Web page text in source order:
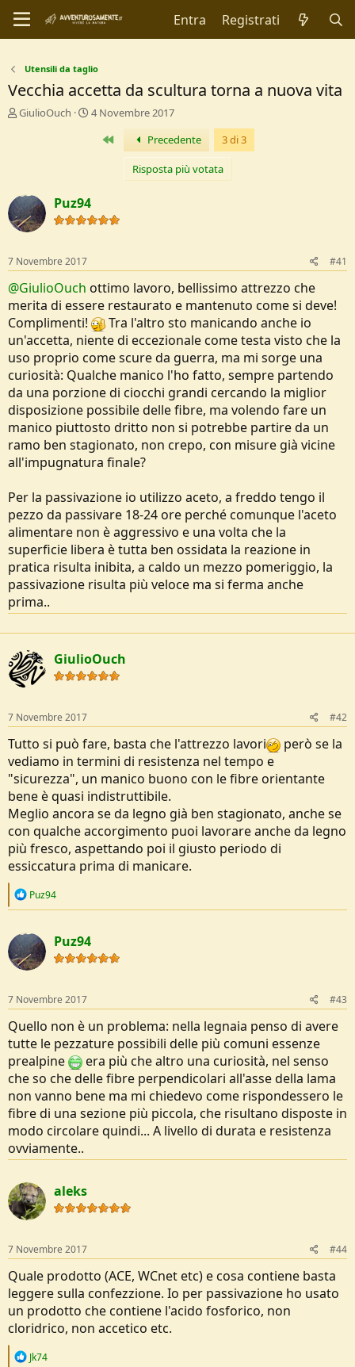
Entra Registrati
Utensili da taglio
Vecchia accetta da scultura torna a nuova vita
C
r
e
D
s
c
u
s
s
i
o
n
GiulioOuch
D
n
i
o
4 Novembre 2017
Primo Precedente 3 di 3
Risposta più votata
Puz94
7 Novembre 2017 #41
@GiulioOuch ottimo lavoro, bellissimo attrezzo che
merita di essere restaurato e mantenuto come si deve!
Complimenti!
Tra l'altro sto manicando anche io
un'accetta, niente di eccezionale come testa visto che la
uso proprio come scure da guerra, ma mi sorge una
curiosità: Qualche manico l'ho fatto, sempre partendo
da una porzione di ciocchi grandi cercando la miglior
disposizione possibile delle fibre, ma volendo fare un
manico piuttosto dritto non si potrebbe partire da un
ramo ben stagionato, non crepo, con misure già vicine
all'impugnatura finale?
Per la passivazione io utilizzo aceto, a freddo tengo il
pezzo da passivare 18-24 ore perché comunque l'aceto
alimentare non è aggressivo e una volta che la
superficie libera è tutta ben ossidata la reazione in
pratica risulta inibita, a caldo un mezzo pomeriggio, la
passivazione risulta più veloce ma si ferma anche
prima..
GiulioOuch
7 Novembre 2017 #42
Tutto si può fare, basta che l'attrezzo lavori
però se la
vediamo in termini di resistenza nel tempo e
"sicurezza", un manico buono con le fibre orientante
bene è quasi indistruttibile.
Meglio ancora se da legno già ben stagionato, anche se
con qualche accorgimento puoi lavorare anche da legno
più fresco, aspettando poi il giusto periodo di
essiccatura prima di manicare.
R
c
t
i
o
s
:
Puz94
Puz94
7 Novembre 2017 #43
Quello non è un problema: nella legnaia penso di avere
tutte le pezzature possibili delle più comuni essenze
prealpine
era più che altro una curiosità, nel senso
che so che delle fibre perpendicolari all'asse della lama
non vanno bene ma mi chiedevo come rispondessero le
fibre di una sezione più piccola, che risultano disposte in
modo circolare quindi... A livello di durata e resistenza
ovviamente..
aleks
7 Novembre 2017 #44
Quale prodotto (ACE, WCnet etc) e cosa contiene basta
leggere sulla confezzione. Io per passivazione ho usato
un prodotto che contiene l'acido fosforico, non
cloridrico, non accetico etc.
R
Jk74